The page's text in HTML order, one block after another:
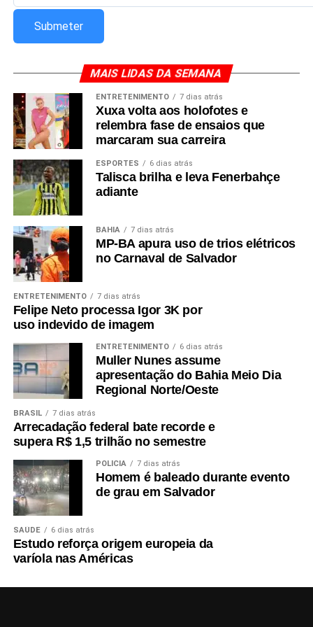
MAIS LIDAS DA SEMANA
ENTRETENIMENTO 7 dias atrás
Xuxa volta aos holofotes e
relembra fase de ensaios que
marcaram sua carreira
ESPORTES 6 dias atrás
Talisca brilha e leva Fenerbahçe
adiante
BAHIA 7 dias atrás
MP-BA apura uso de trios elétricos
no Carnaval de Salvador
ENTRETENIMENTO 7 dias atrás
Felipe Neto processa Igor 3K por
uso indevido de imagem
ENTRETENIMENTO 6 dias atrás
Muller Nunes assume
apresentação do Bahia Meio Dia
Regional Norte/Oeste
BRASIL 7 dias atrás
Arrecadação federal bate recorde e
supera R$ 1,5 trilhão no semestre
POLÍCIA 7 dias atrás
Homem é baleado durante evento
de grau em Salvador
SAÚDE 6 dias atrás
Estudo reforça origem europeia da
varíola nas Américas